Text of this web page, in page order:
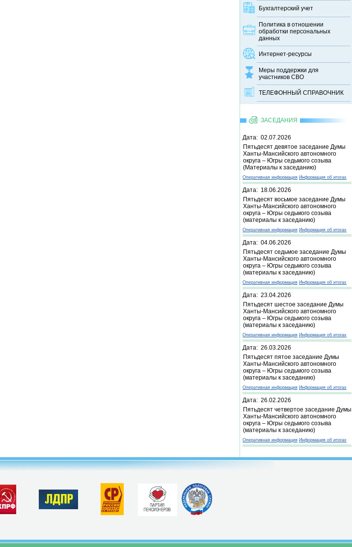
Бухгалтерский учет
Политика в отношении
обработки персональных
данных
Интернет-ресурсы
Меры поддержки для
участников СВО
ТЕЛЕФОННЫЙ CПРАВОЧНИК
ЗАСЕДАНИЯ
Дата: 02.07.2026
Пятьдесят девятое заседание Думы
Ханты-Мансийского автономного
округа – Югры седьмого созыва
(Материалы к заседанию)
Оперативная информация Информация об итогах
Дата: 18.06.2026
Пятьдесят восьмое заседание Думы
Ханты-Мансийского автономного
округа – Югры седьмого созыва
(материалы к заседанию)
Оперативная информация Информация об итогах
Дата: 04.06.2026
Пятьдесят седьмое заседание Думы
Ханты-Мансийского автономного
округа – Югры седьмого созыва
(материалы к заседанию)
Оперативная информация Информация об итогах
Дата: 23.04.2026
Пятьдесят шестое заседание Думы
Ханты-Мансийского автономного
округа – Югры седьмого созыва
(материалы к заседанию)
Оперативная информация Информация об итогах
Дата: 26.03.2026
Пятьдесят пятое заседание Думы
Ханты-Мансийского автономного
округа – Югры седьмого созыва
(материалы к заседанию)
Оперативная информация Информация об итогах
Дата: 26.02.2026
Пятьдесят четвертое заседание Думы
Ханты-Мансийского автономного
округа – Югры седьмого созыва
(материалы к заседанию)
Оперативная информация Информация об итогах